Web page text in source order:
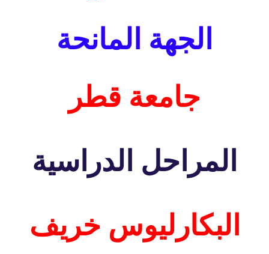
الجهة المانحة
جامعة قطر
المراحل الدراسية
البكارليوس خريف